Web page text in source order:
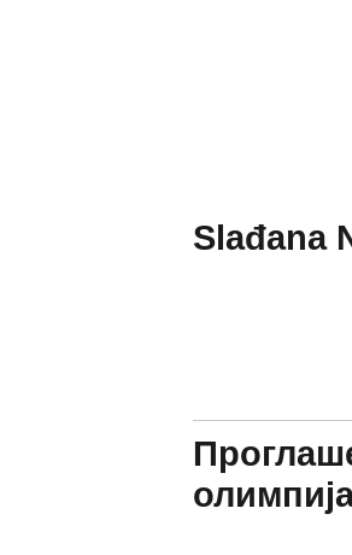
Slađana